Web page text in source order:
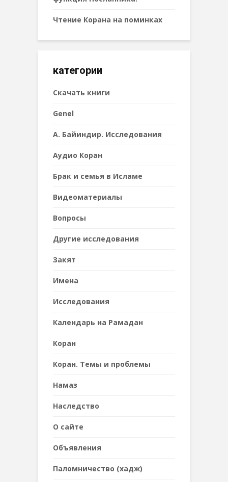
Чтение Корана на поминках
категории
Cкачать книги
Genel
А. Байиндир. Исследования
Аудио Коран
Брак и семья в Исламе
Видеоматериалы
Вопросы
Другие исследования
Закят
Имена
Исследования
Календарь на Рамадан
Коран
Коран. Темы и проблемы
Намаз
Наследствo
О сайте
Объявления
Паломничество (хадж)